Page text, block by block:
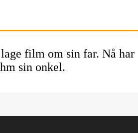
film om sin far. Nå har
sin onkel.